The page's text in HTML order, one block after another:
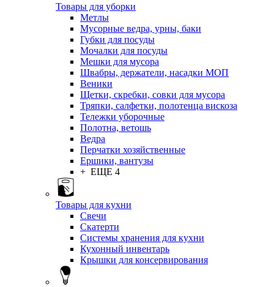
Товары для уборки
Метлы
Мусорные ведра, урны, баки
Губки для посуды
Мочалки для посуды
Мешки для мусора
Швабры, держатели, насадки МОП
Веники
Щетки, скребки, совки для мусора
Тряпки, салфетки, полотенца вискоза
Тележки уборочные
Полотна, ветошь
Ведра
Перчатки хозяйственные
Ершики, вантузы
+ ЕЩЕ 4
Товары для кухни
Свечи
Скатерти
Системы хранения для кухни
Кухонный инвентарь
Крышки для консервирования